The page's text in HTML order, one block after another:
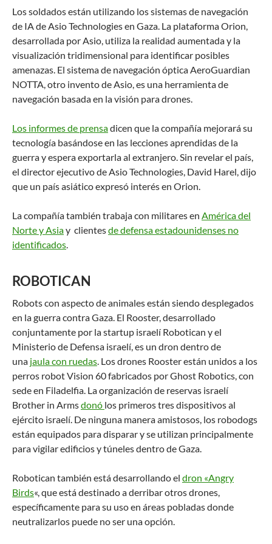
Los soldados están utilizando los sistemas de navegación
de IA de Asio Technologies en Gaza. La plataforma Orion,
desarrollada por Asio, utiliza la realidad aumentada y la
visualización tridimensional para identificar posibles
amenazas. El sistema de navegación óptica AeroGuardian
NOTTA, otro invento de Asio, es una herramienta de
navegación basada en la visión para drones.
Los informes de prensadicen que la compañía mejorará su
tecnología basándose en las lecciones aprendidas de la
guerra y espera exportarla al extranjero. Sin revelar el país,
el director ejecutivo de Asio Technologies, David Harel, dijo
que un país asiático expresó interés en Orion.
La compañía también trabaja con militares en América del
Norte y Asiay clientesde defensa estadounidenses no
identificados.
ROBOTICAN
Robots con aspecto de animales están siendo desplegados
en la guerra contra Gaza. El Rooster, desarrollado
conjuntamente por la startup israelí Robotican y el
Ministerio de Defensa israelí, es un dron dentro de
una jaula con ruedas. Los drones Rooster están unidos a los
perros robot Vision 60 fabricados por Ghost Robotics, con
sede en Filadelfia. La organización de reservas israelí
Brother in Armsdonó los primeros tres dispositivos al
ejército israelí. De ninguna manera amistosos, los robodogs
están equipados para disparar y se utilizan principalmente
para vigilar edificios y túneles dentro de Gaza.
Robotican también está desarrollando el dron «Angry
Birds«, que está destinado a derribar otros drones,
específicamente para su uso en áreas pobladas donde
neutralizarlos puede no ser una opción.